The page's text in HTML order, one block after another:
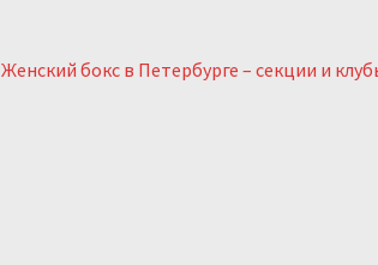
Следующий:
Женский бокс в Петербурге – секции и